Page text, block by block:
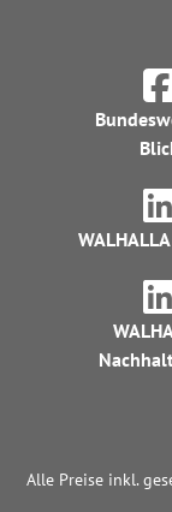
Alle Preise inkl.